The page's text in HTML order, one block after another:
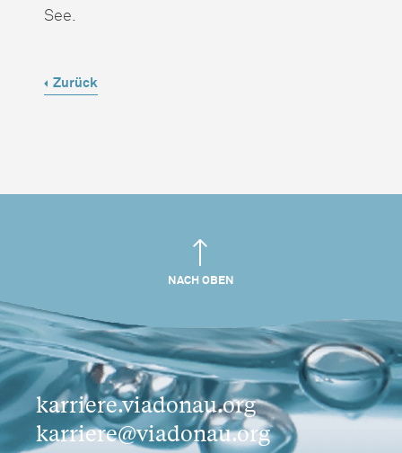
See.
Zurück
NACH OBEN
karriere.viadonau.org
karriere@viadonau.org